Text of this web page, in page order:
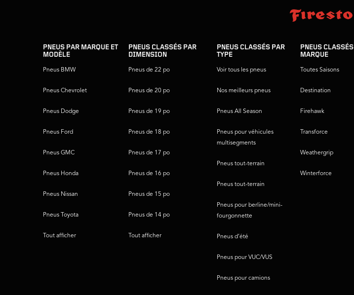
du
pied
de
PNEUS PAR MARQUE ET
MODÈLE
Pneus BMW
Pneus Chevrolet
Pneus Dodge
Pneus Ford
Pneus GMC
Pneus Honda
Pneus Nissan
Pneus Toyota
Tout afficher
PNEUS CLASSÉS PAR
DIMENSION
Pneus de 22 po
Pneus de 20 po
Pneus de 19 po
Pneus de 18 po
Pneus de 17 po
Pneus de 16 po
Pneus de 15 po
Pneus de 14 po
Tout afficher
PNEUS CLASSÉS PAR
TYPE
Voir tous les pneus
Nos meilleurs pneus
Pneus All Season
Pneus pour véhicules
multisegments
Pneus tout-terrain
Pneus tout-terrain
Pneus pour berline/mini-
fourgonnette
Pneus d’été
Pneus pour VUC/VUS
Pneus pour camions
PNEUS
MARQUE
Toutes Saisons
Destination
Firehawk
Transforce
Weathergrip
Winterforce